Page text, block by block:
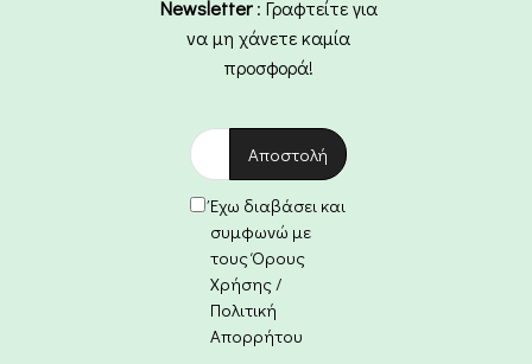
Newsletter: Γραφτείτε για
να μη χάνετε καμία
προσφορά!
Έχω διαβάσει και
συμφωνώ με
τους Όρους
Χρήσης /
Πολιτική
Απορρήτου